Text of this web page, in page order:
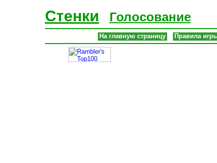
Стенки Голосование
На главную страницу Правила